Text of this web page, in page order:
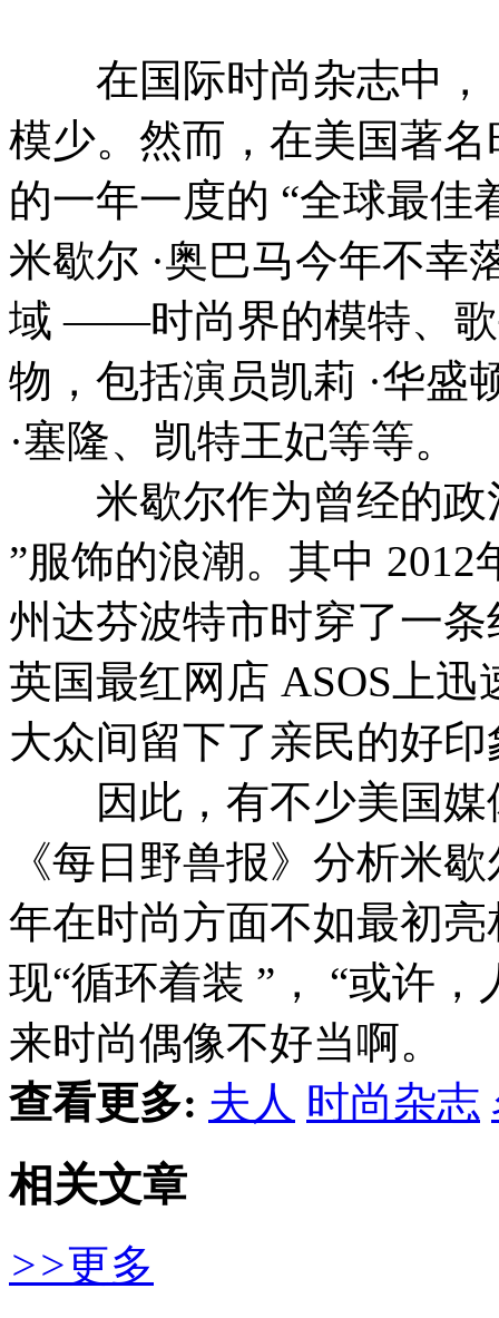
在国际时尚杂志中，
模少。然而，在美国著
的一年一度的 “全球最佳
米歇尔 ·奥巴马今年不幸
域 ——时尚界的模特、歌
物，包括演员凯莉 ·华盛
·塞隆、凯特王妃等等。
米歇尔作为曾经的政
”服饰的浪潮。其中
州达芬波特市时穿了一
英国最红网店 ASOS上
大众间留下了亲民的好印
因此，有不少美国媒
《每日野兽报》分析米
年在时尚方面不如最初
现“循环着装 ”， “或许
来时尚偶像不好当啊。
查看更多: 夫人 时尚杂志
相关文章
>>更多